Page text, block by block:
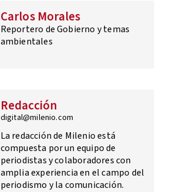
Carlos Morales
Reportero de Gobierno y temas
ambientales
Redacción
digital@milenio.com
La redacción de Milenio está
compuesta por un equipo de
periodistas y colaboradores con
amplia experiencia en el campo del
periodismo y la comunicación.